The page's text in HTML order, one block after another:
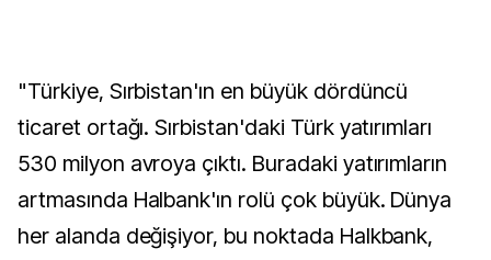
"Türkiye, Sırbistan'ın en büyük dördüncü
ticaret ortağı. Sırbistan'daki Türk yatırımları
530 milyon avroya çıktı. Buradaki yatırımların
artmasında Halbank'ın rolü çok büyük. Dünya
her alanda değişiyor, bu noktada Halkbank,